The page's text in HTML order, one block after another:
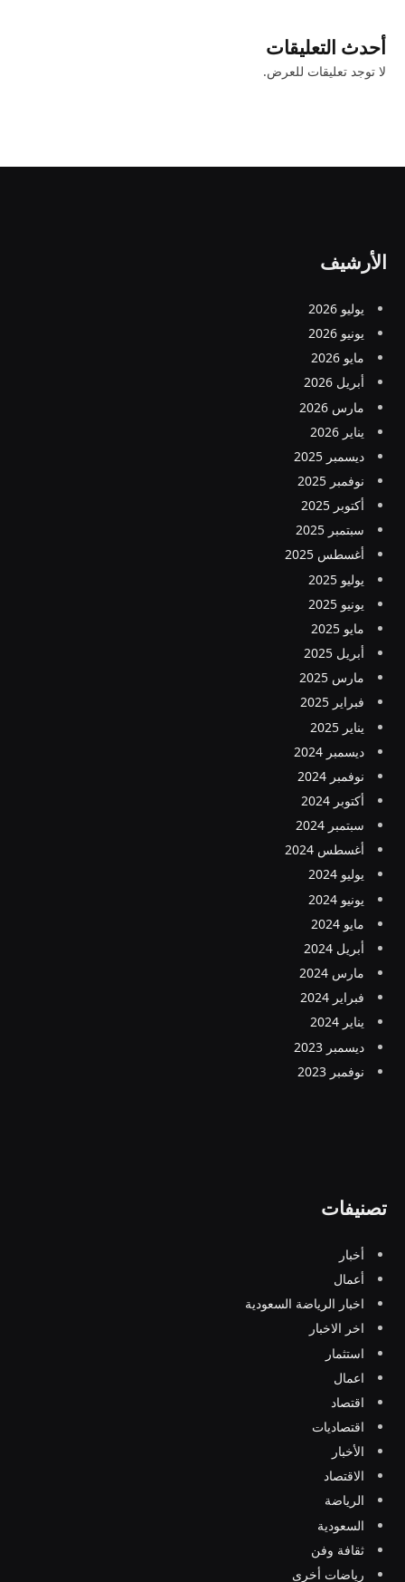
أحدث التعليقات
لا توجد تعليقات للعرض.
الأرشيف
يوليو 2026
يونيو 2026
مايو 2026
أبريل 2026
مارس 2026
يناير 2026
ديسمبر 2025
نوفمبر 2025
أكتوبر 2025
سبتمبر 2025
أغسطس 2025
يوليو 2025
يونيو 2025
مايو 2025
أبريل 2025
مارس 2025
فبراير 2025
يناير 2025
ديسمبر 2024
نوفمبر 2024
أكتوبر 2024
سبتمبر 2024
أغسطس 2024
يوليو 2024
يونيو 2024
مايو 2024
أبريل 2024
مارس 2024
فبراير 2024
يناير 2024
ديسمبر 2023
نوفمبر 2023
تصنيفات
أخبار
أعمال
اخبار الرياضة السعودية
اخر الاخبار
استثمار
اعمال
اقتصاد
اقتصاديات
الأخبار
الاقتصاد
الرياضة
السعودية
ثقافة وفن
رياضات أخرى